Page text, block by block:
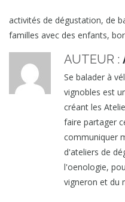
activités de dégustation, de
familles avec des enfants,
AUTEUR :
Se balader à
vignobles est
créant les
faire partager
communiquer
d'ateliers de
l'oenologie,
vigneron et du